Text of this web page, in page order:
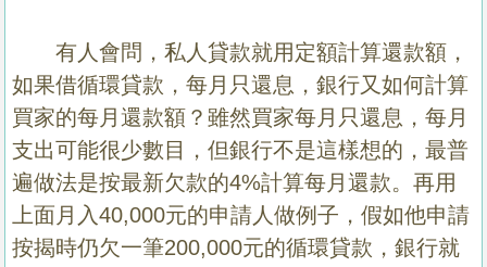
有人會問，私人貸款就用定額計算還款額，
如果借循環貸款，每月只還息，銀行又如何計算
買家的每月還款額？雖然買家每月只還息，每月
支出可能很少數目，但銀行不是這樣想的，最普
遍做法是按最新欠款的4%計算每月還款。再用
上面月入40,000元的申請人做例子，假如他申請
按揭時仍欠一筆200,000元的循環貸款，銀行就